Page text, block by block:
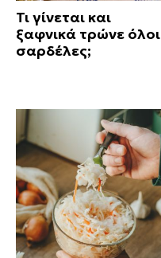
Τι γίνεται και
ξαφνικά τρώνε όλοι
σαρδέλες;